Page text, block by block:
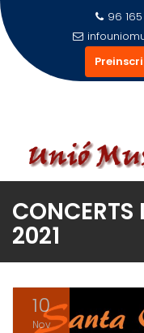
Saltar
al
contenido
96
CONCERTS
2021
10
Nov